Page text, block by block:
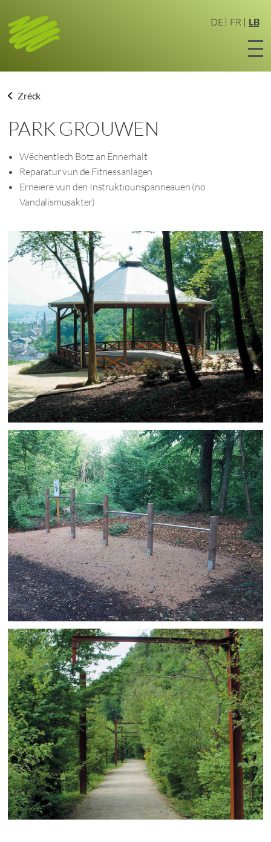
DE FR LB
Zréck
PARK GROUWEN
Wëchentlech Botz an Ënnerhalt
Reparatur vun de Fitnessanlagen
Erneiere vun den Instruktiounspanneauen (no
Vandalismusakter)